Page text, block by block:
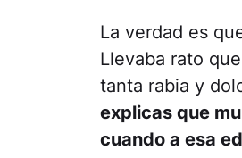
La verdad es
Llevaba rato
tanta rabia y
explicas que
cuando a esa